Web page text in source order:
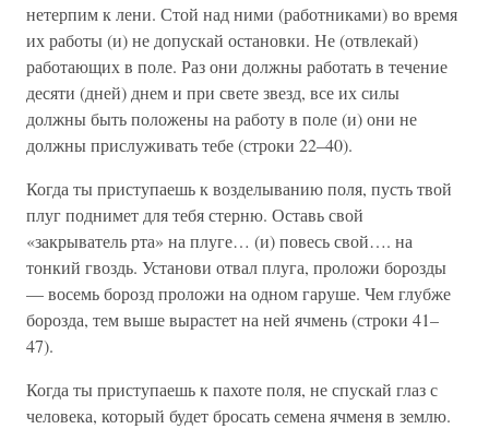
нетерпим к лени. Стой над ними (работниками) во время
их работы (и) не допускай остановки. Не (отвлекай)
работающих в поле. Раз они должны работать в течение
десяти (дней) днем и при свете звезд, все их силы
должны быть положены на работу в поле (и) они не
должны прислуживать тебе (строки 22–40).
Когда ты приступаешь к возделыванию поля, пусть твой
плуг поднимет для тебя стерню. Оставь свой
«закрыватель рта» на плуге… (и) повесь свой…. на
тонкий гвоздь. Установи отвал плуга, проложи борозды
— восемь борозд проложи на одном гаруше. Чем глубже
борозда, тем выше вырастет на ней ячмень (строки 41–
47).
Когда ты приступаешь к пахоте поля, не спускай глаз с
человека, который будет бросать семена ячменя в землю.